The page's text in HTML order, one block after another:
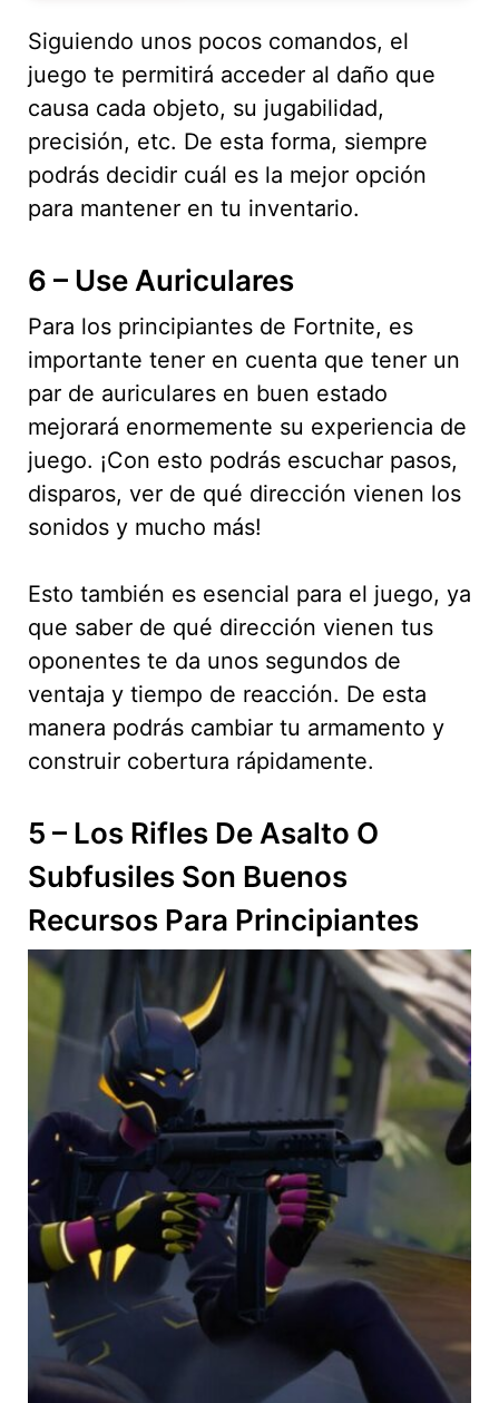
Siguiendo unos pocos comandos, el
juego te permitirá acceder al daño que
causa cada objeto, su jugabilidad,
precisión, etc. De esta forma, siempre
podrás decidir cuál es la mejor opción
para mantener en tu inventario.
6 – Use Auriculares
Para los principiantes de Fortnite, es
importante tener en cuenta que tener un
par de auriculares en buen estado
mejorará enormemente su experiencia de
juego. ¡Con esto podrás escuchar pasos,
disparos, ver de qué dirección vienen los
sonidos y mucho más!
Esto también es esencial para el juego, ya
que saber de qué dirección vienen tus
oponentes te da unos segundos de
ventaja y tiempo de reacción. De esta
manera podrás cambiar tu armamento y
construir cobertura rápidamente.
5 – Los Rifles De Asalto O
Subfusiles Son Buenos
Recursos Para Principiantes